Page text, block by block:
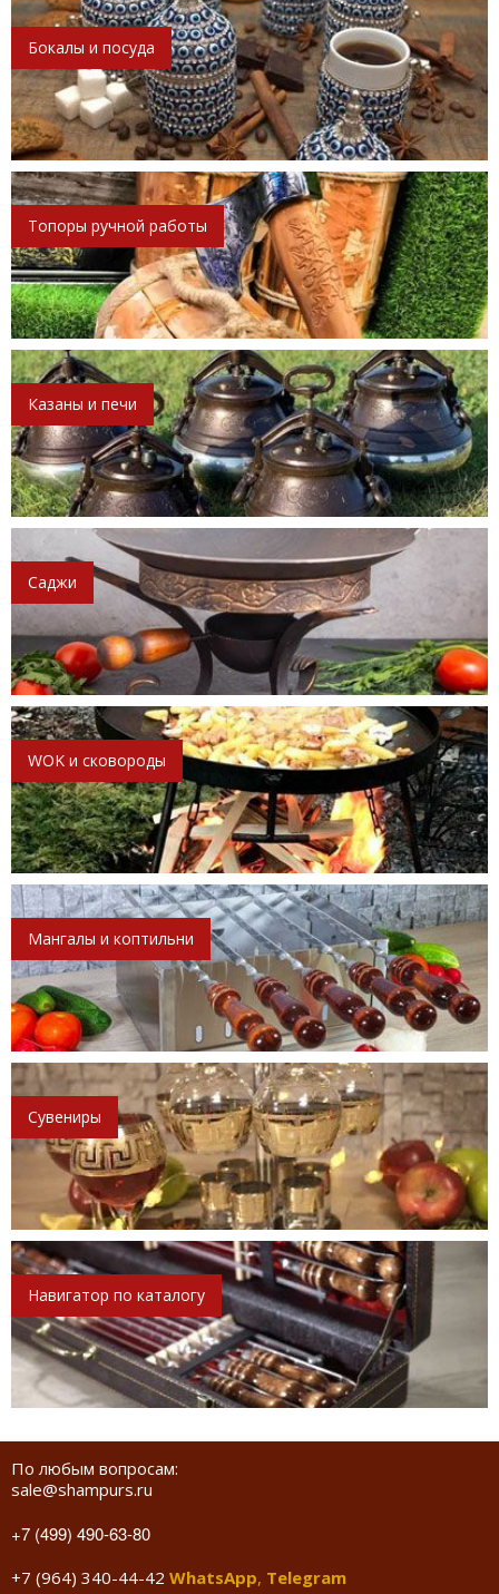
Бокалы и посуда
Топоры ручной работы
Казаны и печи
Саджи
WOK и сковороды
Мангалы и коптильни
Сувениры
Навигатор по каталогу
По любым вопросам:
sale@shampurs.ru
+7 (499) 490-63-80
+7 (964) 340-44-42 WhatsApp, Telegram